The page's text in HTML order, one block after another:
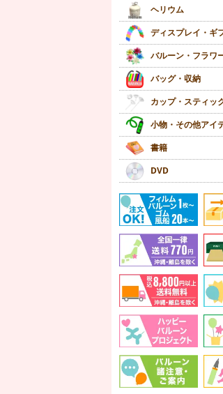
ヘリウム
ディスプレイ・ギ
バルーン・フラワ
バッグ・収納
カップ・スティッ
小物・その他アイ
書籍
DVD